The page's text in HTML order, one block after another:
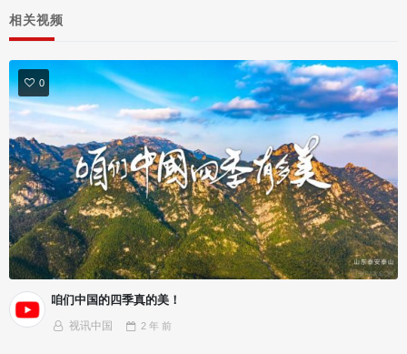
相关视频
0
咱们中国的四季真的美！
视讯中国 2 年 前